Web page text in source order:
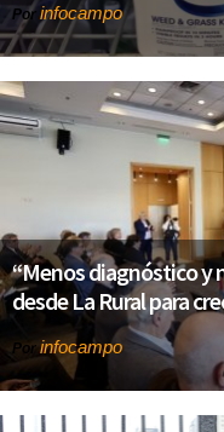
Por infocampo
“Menos diagnóstico y
desde La Rural para
Por infocampo